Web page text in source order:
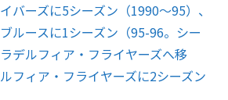
バーズに5シーズン（1990〜95）、
ルースに1シーズン（95-96。シー
デルフィア・フライヤーズへ移
フィア・フライヤーズに2シーズン